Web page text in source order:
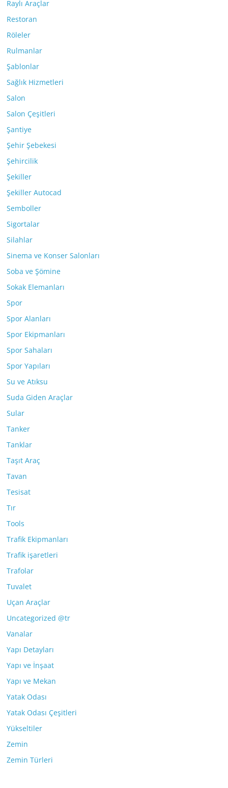
Raylı Araçlar
Restoran
Röleler
Rulmanlar
Şablonlar
Sağlık Hizmetleri
Salon
Salon Çeşitleri
Şantiye
Şehir Şebekesi
Şehircilik
Şekiller
Şekiller Autocad
Semboller
Sigortalar
Silahlar
Sinema ve Konser Salonları
Soba ve Şömine
Sokak Elemanları
Spor
Spor Alanları
Spor Ekipmanları
Spor Sahaları
Spor Yapıları
Su ve Atıksu
Suda Giden Araçlar
Sular
Tanker
Tanklar
Taşıt Araç
Tavan
Tesisat
Tır
Tools
Trafik Ekipmanları
Trafik işaretleri
Trafolar
Tuvalet
Uçan Araçlar
Uncategorized @tr
Vanalar
Yapı Detayları
Yapı ve İnşaat
Yapı ve Mekan
Yatak Odası
Yatak Odası Çeşitleri
Yükseltiler
Zemin
Zemin Türleri